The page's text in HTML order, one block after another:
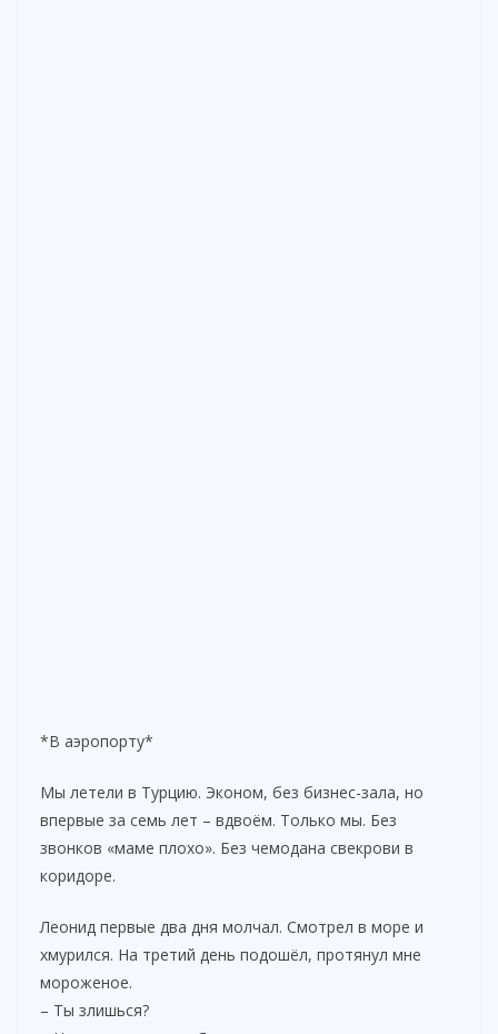
*В аэропорту*
Мы летели в Турцию. Эконом, без бизнес-зала, но
впервые за семь лет – вдвоём. Только мы. Без
звонков «маме плохо». Без чемодана свекрови в
коридоре.
Леонид первые два дня молчал. Смотрел в море и
хмурился. На третий день подошёл, протянул мне
мороженое.
– Ты злишься?